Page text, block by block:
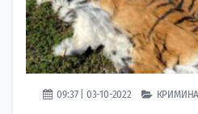
09:37 | 03-10-2022